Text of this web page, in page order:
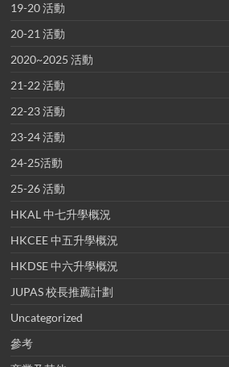
19-20 活動
20-21 活動
2020~2025 活動
21-22 活動
22-23 活動
23-24 活動
24-25活動
25-26 活動
HKAL 中七升學概況
HKCEE 中五升學概況
HKDSE 中六升學概況
JUPAS 校長推薦計劃
Uncategorized
參考